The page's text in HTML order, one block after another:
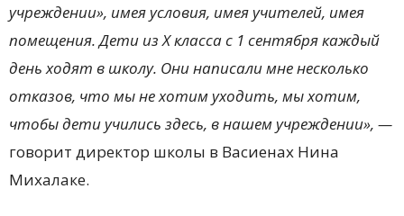
учреждении», имея условия, имея учителей, имея
помещения. Дети из X класса с 1 сентября каждый
день ходят в школу. Они написали мне несколько
отказов, что мы не хотим уходить, мы хотим,
чтобы дети учились здесь, в нашем учреждении», —
говорит директор школы в Васиенах Нина
Михалаке.